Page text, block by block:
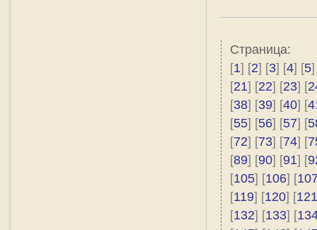
Страница:
[1] [2] [3] [4] [5]
[21] [22] [23] [
[38] [39] [40] [
[55] [56] [57] [
[72] [73] [74] [
[89] [90] [91] [
[105] [106] [
[119] [120] [121
[132] [133] [